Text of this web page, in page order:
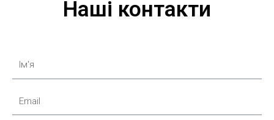
Наші контакти